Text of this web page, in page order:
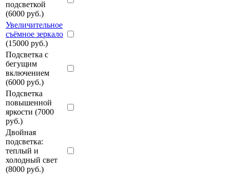
подсветкой
(6000 руб.)
Увеличительное
съёмное зеркало
(15000 руб.)
Подсветка с
бегущим
включением
(6000 руб.)
Подсветка
повышенной
яркости (7000
руб.)
Двойная
подсветка:
теплый и
холодный свет
(8000 руб.)